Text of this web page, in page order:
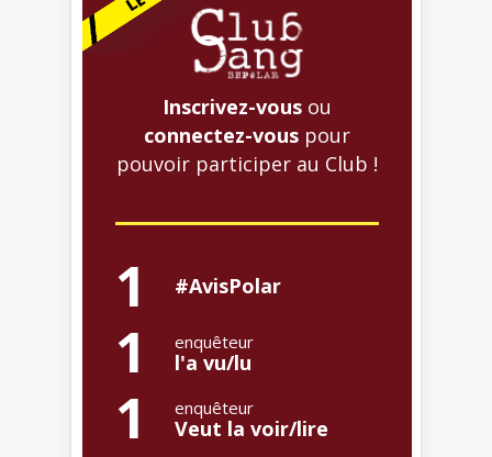
Inscrivez-vous ou
connectez-vous pour
pouvoir participer au Club !
1 #AvisPolar
1 enquêteur
l'a vu/lu
1 enquêteur
Veut la voir/lire